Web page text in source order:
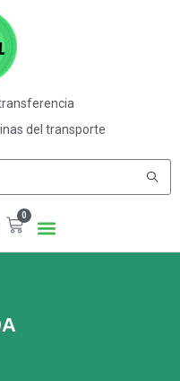
del transporte
0